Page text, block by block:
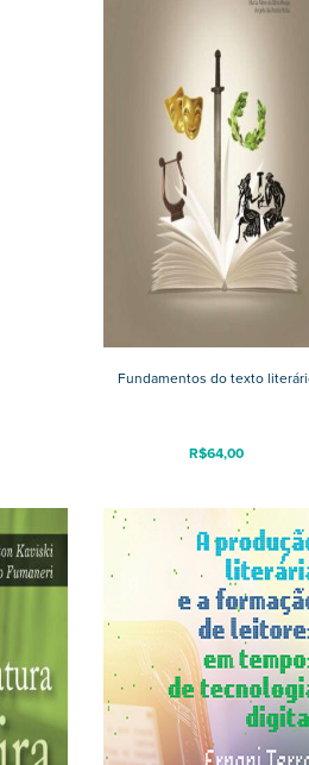
Fundamentos do texto
R$64,00